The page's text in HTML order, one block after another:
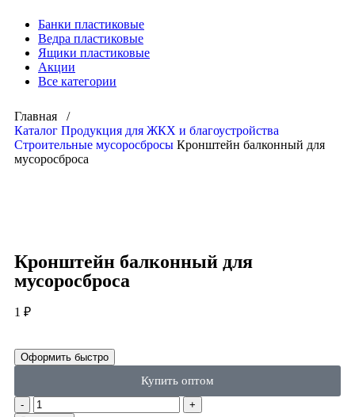
Банки пластиковые
Ведра пластиковые
Ящики пластиковые
Акции
Все категории
Главная /
Каталог Продукция для ЖКХ и благоустройства
Строительные мусоросбросы Кронштейн балконный для
мусоросброса
Кронштейн балконный для
мусоросброса
1 ₽
Оформить быстро
Купить оптом